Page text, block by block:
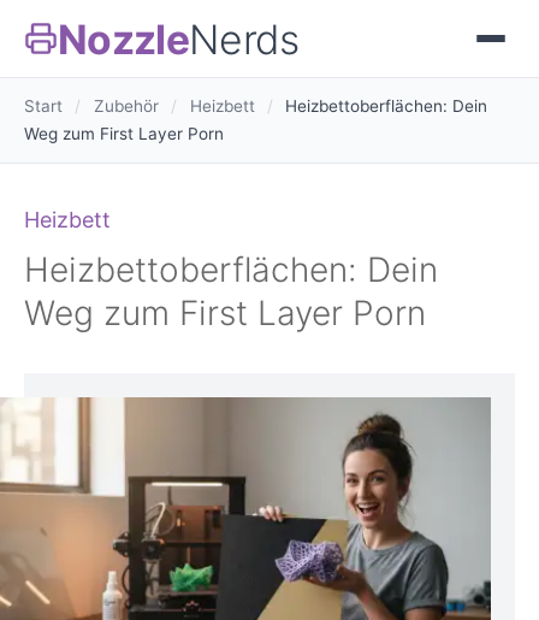
NozzleNerds
Start / Zubehör / Heizbett /
Heizbettoberflächen: Dein
Weg zum First Layer Porn
Heizbett
Heizbettoberflächen: Dein
Weg zum First Layer Porn